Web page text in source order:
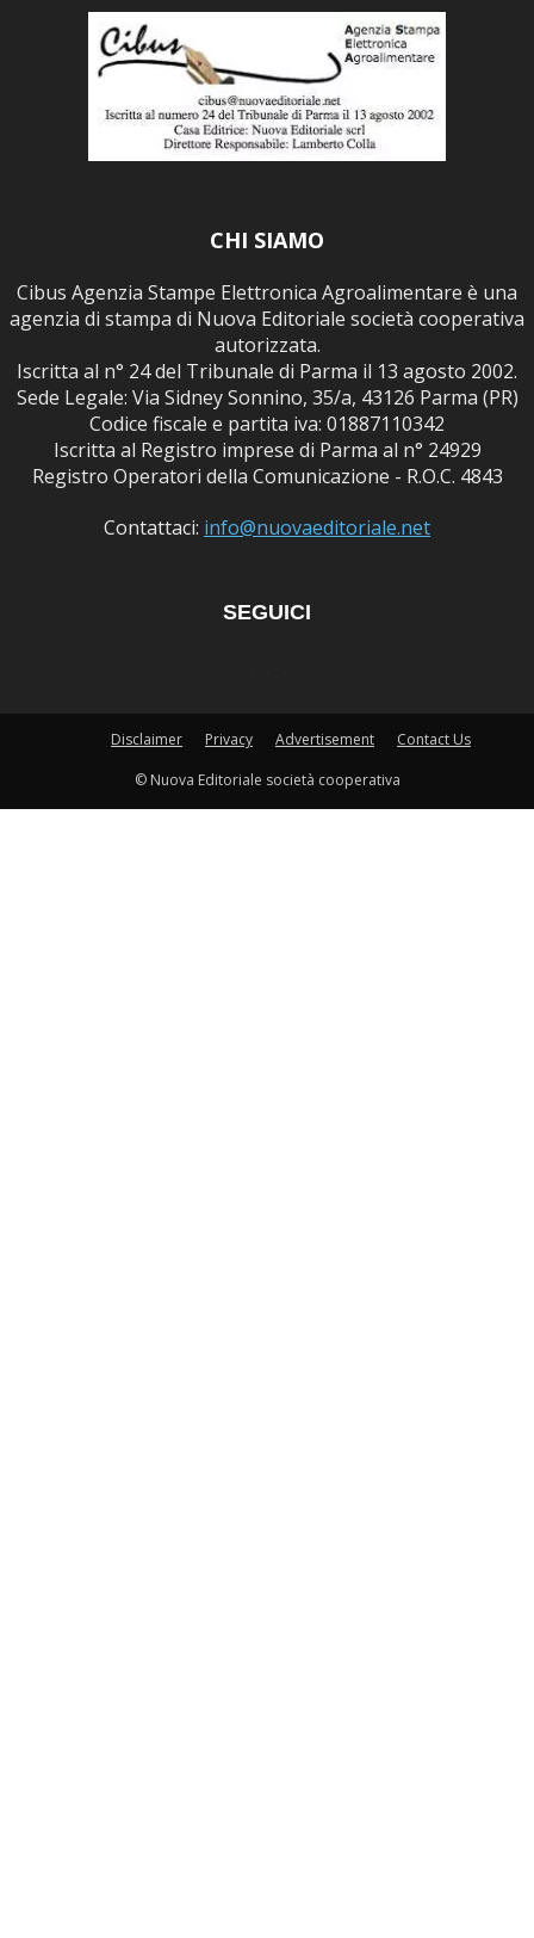
CHI SIAMO
Cibus Agenzia Stampe Elettronica Agroalimentare è una
agenzia di stampa di Nuova Editoriale società cooperativa
autorizzata.
Iscritta al n° 24 del Tribunale di Parma il 13 agosto 2002.
Sede Legale: Via Sidney Sonnino, 35/a, 43126 Parma (PR)
Codice fiscale e partita iva: 01887110342
Iscritta al Registro imprese di Parma al n° 24929
Registro Operatori della Comunicazione - R.O.C. 4843
Contattaci: info@nuovaeditoriale.net
SEGUICI
Disclaimer Privacy Advertisement
Contact Us
© Nuova Editoriale società cooperativa